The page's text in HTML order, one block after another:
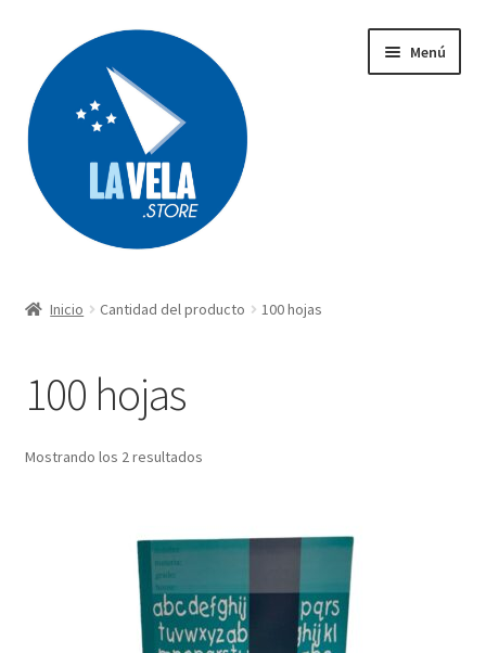
la
navegación
contenido
Menú
Acerca de Lavela
Tienda
Inicio Cantidad del producto 100 hojas
100 hojas
Mostrando los 2 resultados